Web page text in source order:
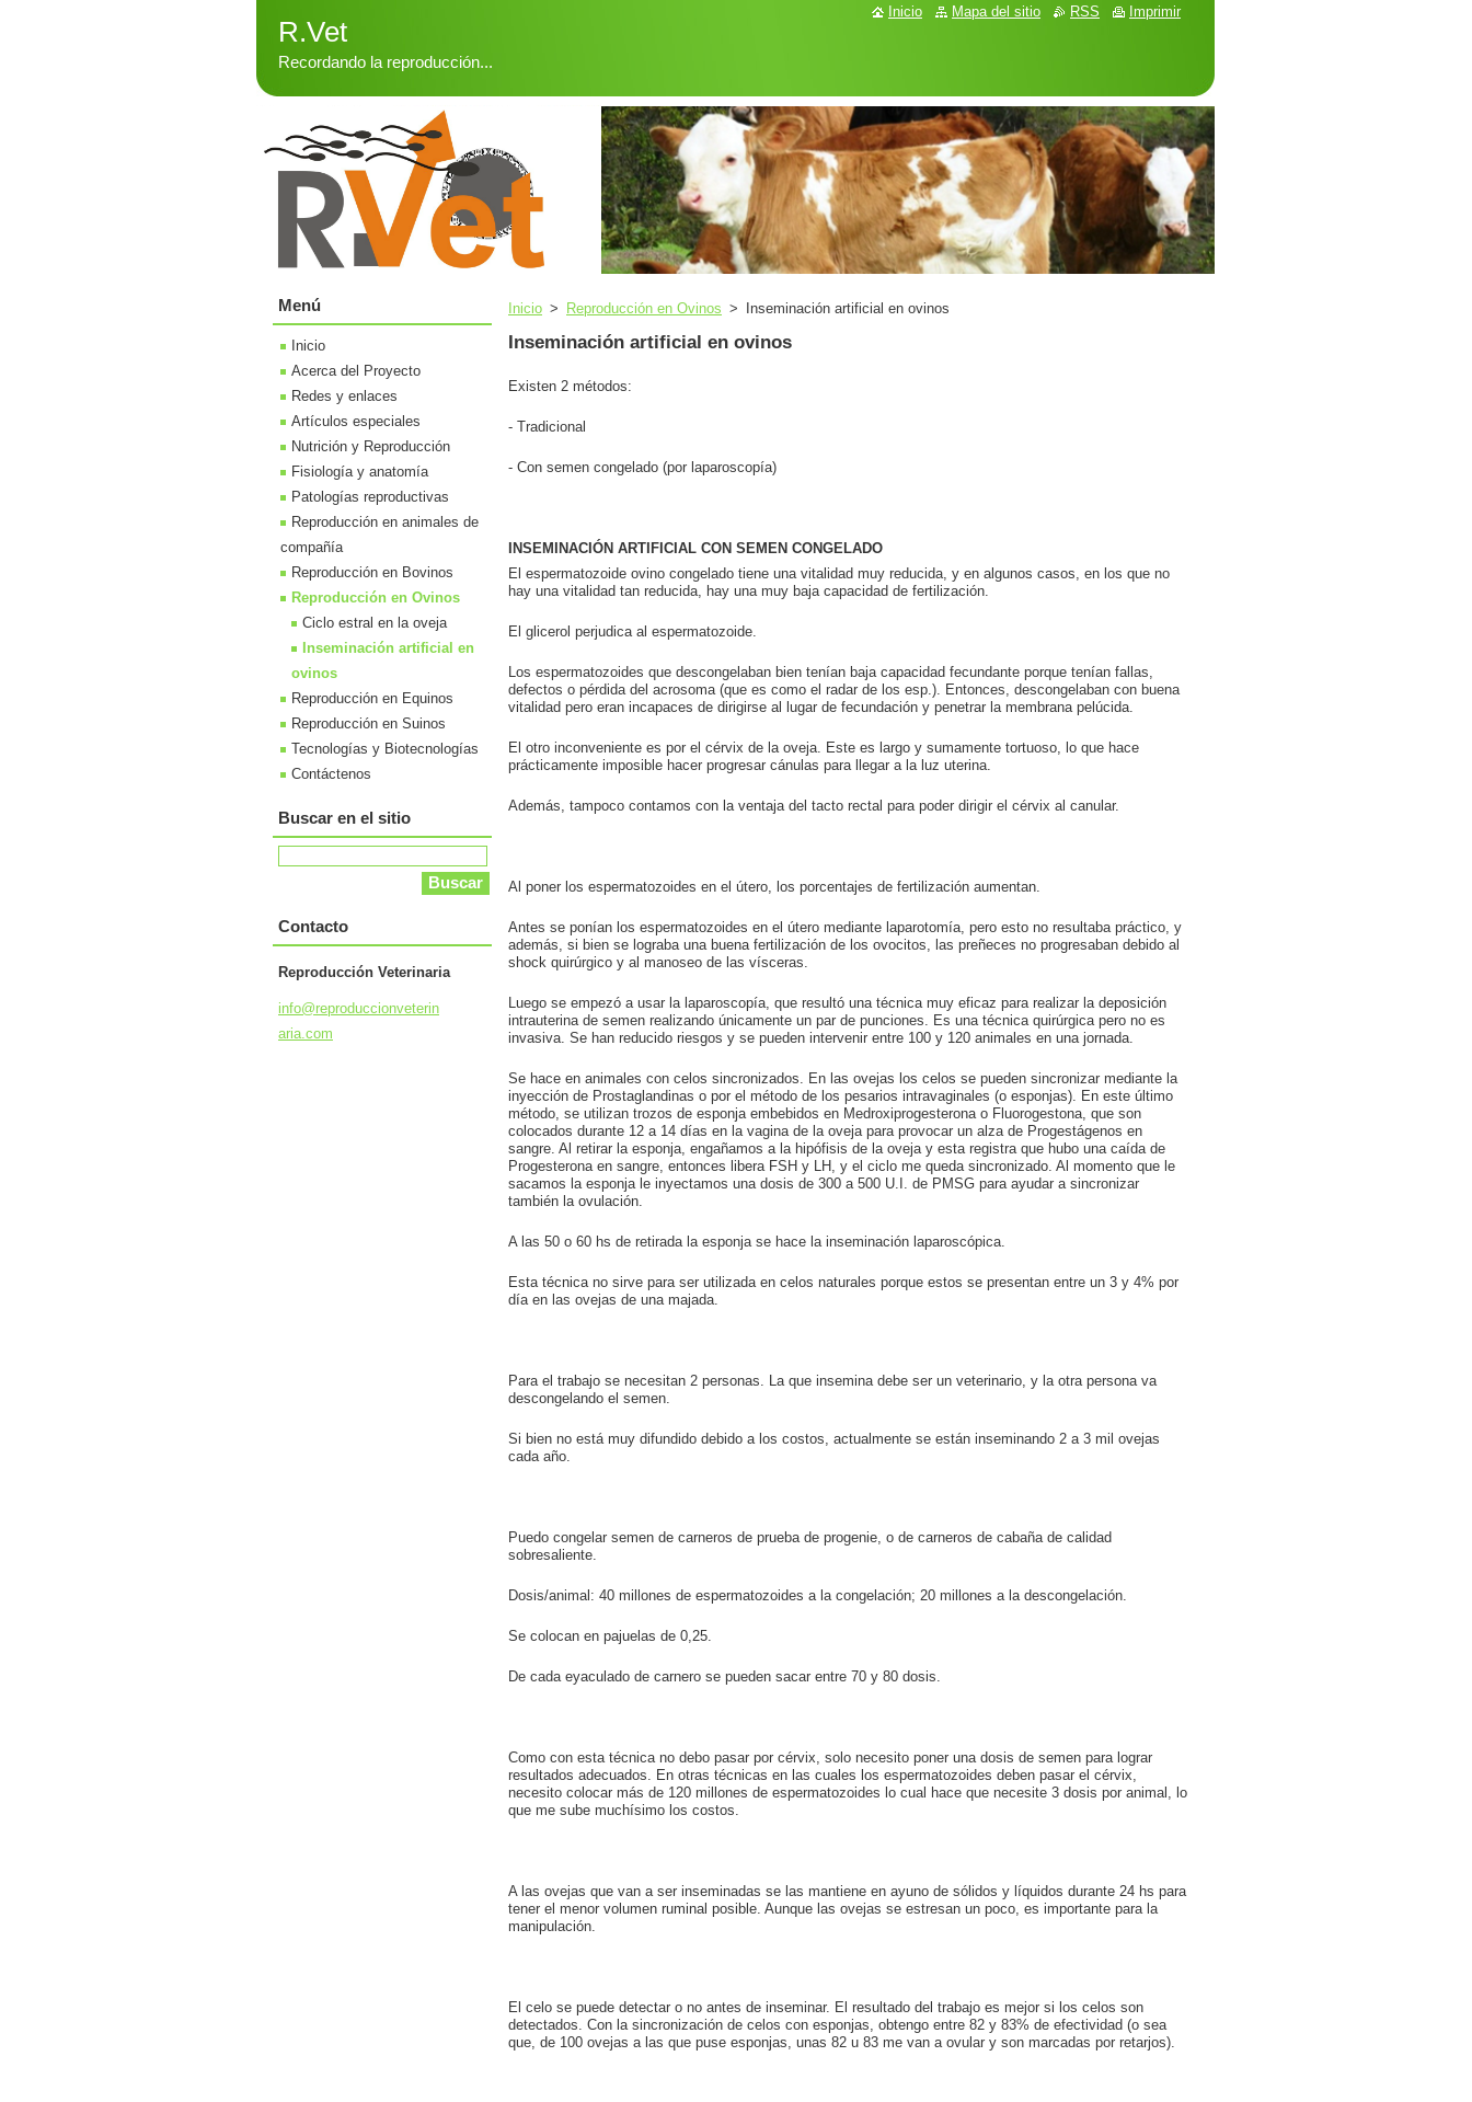
R.Vet
Recordando la reproducción...
Inicio > Reproducción en Ovinos > Inseminación artificial en ovinos
Inseminación artificial en ovinos
Existen 2 métodos:
- Tradicional
- Con semen congelado (por laparoscopía)
INSEMINACIÓN ARTIFICIAL CON SEMEN CONGELADO
El espermatozoide ovino congelado tiene una vitalidad muy reducida, y en algunos casos, en los que no
hay una vitalidad tan reducida, hay una muy baja capacidad de fertilización.
El glicerol perjudica al espermatozoide.
Los espermatozoides que descongelaban bien tenían baja capacidad fecundante porque tenían fallas,
defectos o pérdida del acrosoma (que es como el radar de los esp.). Entonces, descongelaban con buena
vitalidad pero eran incapaces de dirigirse al lugar de fecundación y penetrar la membrana pelúcida.
El otro inconveniente es por el cérvix de la oveja. Este es largo y sumamente tortuoso, lo que hace
prácticamente imposible hacer progresar cánulas para llegar a la luz uterina.
Además, tampoco contamos con la ventaja del tacto rectal para poder dirigir el cérvix al canular.
Al poner los espermatozoides en el útero, los porcentajes de fertilización aumentan.
Antes se ponían los espermatozoides en el útero mediante laparotomía, pero esto no resultaba práctico, y
además, si bien se lograba una buena fertilización de los ovocitos, las preñeces no progresaban debido al
shock quirúrgico y al manoseo de las vísceras.
Luego se empezó a usar la laparoscopía, que resultó una técnica muy eficaz para realizar la deposición
intrauterina de semen realizando únicamente un par de punciones. Es una técnica quirúrgica pero no es
invasiva. Se han reducido riesgos y se pueden intervenir entre 100 y 120 animales en una jornada.
Se hace en animales con celos sincronizados. En las ovejas los celos se pueden sincronizar mediante la
inyección de Prostaglandinas o por el método de los pesarios intravaginales (o esponjas). En este último
método, se utilizan trozos de esponja embebidos en Medroxiprogesterona o Fluorogestona, que son
colocados durante 12 a 14 días en la vagina de la oveja para provocar un alza de Progestágenos en
sangre. Al retirar la esponja, engañamos a la hipófisis de la oveja y esta registra que hubo una caída de
Progesterona en sangre, entonces libera FSH y LH, y el ciclo me queda sincronizado. Al momento que le
sacamos la esponja le inyectamos una dosis de 300 a 500 U.I. de PMSG para ayudar a sincronizar
también la ovulación.
A las 50 o 60 hs de retirada la esponja se hace la inseminación laparoscópica.
Esta técnica no sirve para ser utilizada en celos naturales porque estos se presentan entre un 3 y 4% por
día en las ovejas de una majada.
Para el trabajo se necesitan 2 personas. La que insemina debe ser un veterinario, y la otra persona va
descongelando el semen.
Si bien no está muy difundido debido a los costos, actualmente se están inseminando 2 a 3 mil ovejas
cada año.
Puedo congelar semen de carneros de prueba de progenie, o de carneros de cabaña de calidad
sobresaliente.
Dosis/animal: 40 millones de espermatozoides a la congelación; 20 millones a la descongelación.
Se colocan en pajuelas de 0,25.
De cada eyaculado de carnero se pueden sacar entre 70 y 80 dosis.
Como con esta técnica no debo pasar por cérvix, solo necesito poner una dosis de semen para lograr
resultados adecuados. En otras técnicas en las cuales los espermatozoides deben pasar el cérvix,
necesito colocar más de 120 millones de espermatozoides lo cual hace que necesite 3 dosis por animal, lo
que me sube muchísimo los costos.
A las ovejas que van a ser inseminadas se las mantiene en ayuno de sólidos y líquidos durante 24 hs para
tener el menor volumen ruminal posible. Aunque las ovejas se estresan un poco, es importante para la
manipulación.
El celo se puede detectar o no antes de inseminar. El resultado del trabajo es mejor si los celos son
detectados. Con la sincronización de celos con esponjas, obtengo entre 82 y 83% de efectividad (o sea
que, de 100 ovejas a las que puse esponjas, unas 82 u 83 me van a ovular y son marcadas por retarjos).
Menú
Inicio
Acerca del Proyecto
Redes y enlaces
Artículos especiales
Nutrición y Reproducción
Fisiología y anatomía
Patologías reproductivas
Reproducción en animales de
compañía
Reproducción en Bovinos
Reproducción en Ovinos
Ciclo estral en la oveja
Inseminación artificial en
ovinos
Reproducción en Equinos
Reproducción en Suinos
Tecnologías y Biotecnologías
Contáctenos
Buscar en el sitio
Contacto
Reproducción Veterinaria
info@reproduccionveterin
aria.com
Inicio Mapa del sitio RSS Imprimir